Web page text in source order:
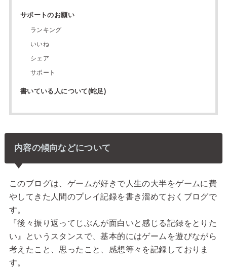
サポートのお願い
ランキング
いいね
シェア
サポート
書いている人について(蛇足)
内容の傾向などについて
このブログは、ゲームが好きで人生の大半をゲームに費
やしてきた人間のプレイ記録を書き溜めておくブログで
す。
『後々振り返ってじぶんが面白いと感じる記録をとりた
い』というスタンスで、基本的にはゲームを遊びながら
考えたこと、思ったこと、感想等々を記録しておりま
す。